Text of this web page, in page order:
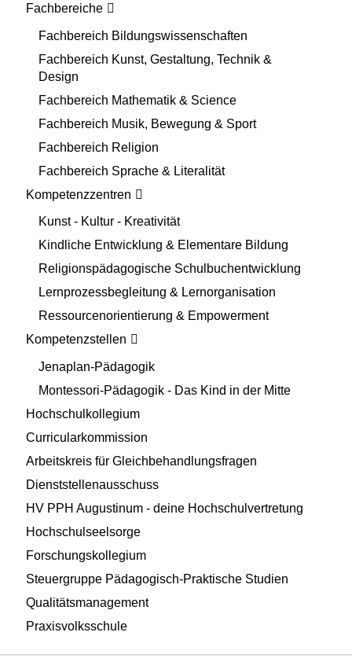
Fachbereiche
Fachbereich Bildungswissenschaften
Fachbereich Kunst, Gestaltung, Technik &
Design
Fachbereich Mathematik & Science
Fachbereich Musik, Bewegung & Sport
Fachbereich Religion
Fachbereich Sprache & Literalität
Kompetenzzentren
Kunst - Kultur - Kreativität
Kindliche Entwicklung & Elementare Bildung
Religionspädagogische Schulbuchentwicklung
Lernprozessbegleitung & Lernorganisation
Ressourcenorientierung & Empowerment
Kompetenzstellen
Jenaplan-Pädagogik
Montessori-Pädagogik - Das Kind in der Mitte
Hochschulkollegium
Curricularkommission
Arbeitskreis für Gleichbehandlungsfragen
Dienststellenausschuss
HV PPH Augustinum - deine Hochschulvertretung
Hochschulseelsorge
Forschungskollegium
Steuergruppe Pädagogisch-Praktische Studien
Qualitätsmanagement
Praxisvolksschule